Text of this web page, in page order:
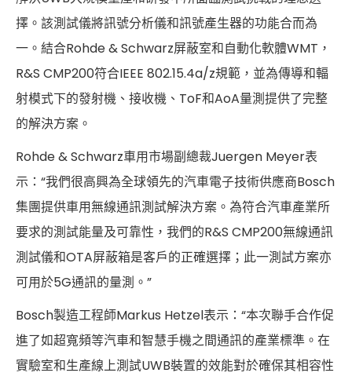
擇。該測試儀將訊號分析儀和訊號產生器的功能合而為
一。結合Rohde & Schwarz屏蔽室和自動化軟體WMT，
R&S CMP200符合IEEE 802.15.4a/z規範，並為傳導和輻
射模式下的發射機、接收機、ToF和AoA量測提供了完整
的解決方案。
Rohde & Schwarz車用市場副總裁Juergen Meyer表
示：“我們很高興為全球領先的汽車電子技術供應商Bosch
集團提供車用無線通訊測試解決方案。為符合汽車產業所
要求的測試能量及可靠性，我們的R&S CMP200無線通訊
測試儀和OTA屏蔽箱是客戶的正確選擇；此一測試方案亦
可用於5G通訊的量測。”
Bosch製造工程師Markus Hetzel表示：“本次聯手合作促
進了如超寬頻等汽車和智慧手機之間通訊的產業標準。在
實驗室和生產線上測試UWB裝置的效能對於確保其相容性